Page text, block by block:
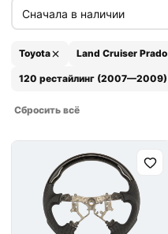
Toyota Land Cruiser Prado
120 рестайлинг (2007—2009)
Сбросить всё